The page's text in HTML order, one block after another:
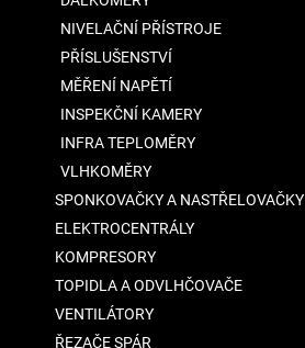
NIVELAČNÍ PŘÍSTROJE
PŘÍSLUŠENSTVÍ
MĚŘENÍ NAPĚTÍ
INSPEKČNÍ KAMERY
INFRA TEPLOMĚRY
VLHKOMĚRY
SPONKOVAČKY A NASTŘELOVAČKY
ELEKTROCENTRÁLY
KOMPRESORY
TOPIDLA A ODVLHČOVAČE
VENTILÁTORY
ŘEZAČE SPÁR